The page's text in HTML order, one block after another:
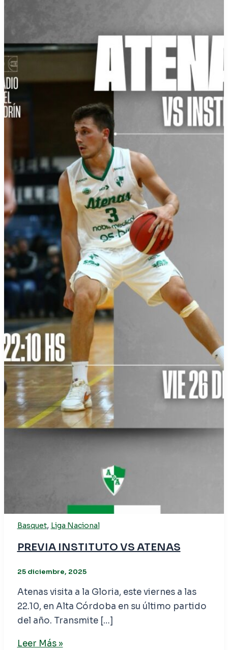
Basquet, Liga Nacional
PREVIA INSTITUTO VS ATENAS
25 diciembre, 2025
Atenas visita a la Gloria, este viernes a las
22.10, en Alta Córdoba en su último partido
del año. Transmite […]
Leer Más »